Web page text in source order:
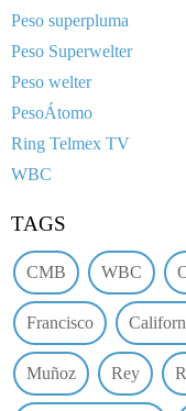
Peso superpluma
Peso Superwelter
Peso welter
PesoÁtomo
Ring Telmex TV
WBC
TAGS
CMB WBC
Francisco
Muñoz Rey